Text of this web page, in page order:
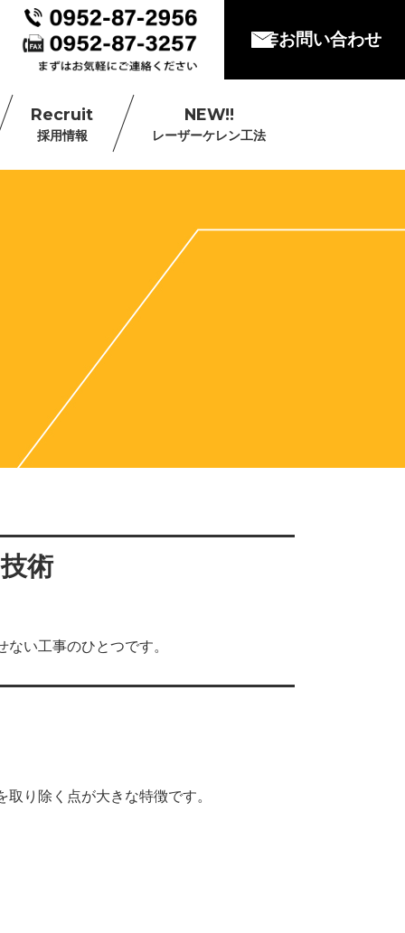
お問い合わせ
Recruit
採用情報
NEW!!
レーザーケレン工法
術
い工事のひとつです。
り除く点が大きな特徴です。